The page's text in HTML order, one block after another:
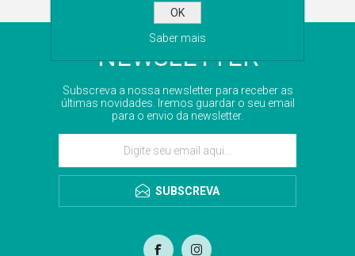
NEWSLETTER
Subscreva a nossa newsletter para receber as
últimas novidades. Iremos guardar o seu email
para o envio da newsletter.
SUBSCREVA
OK
Saber mais